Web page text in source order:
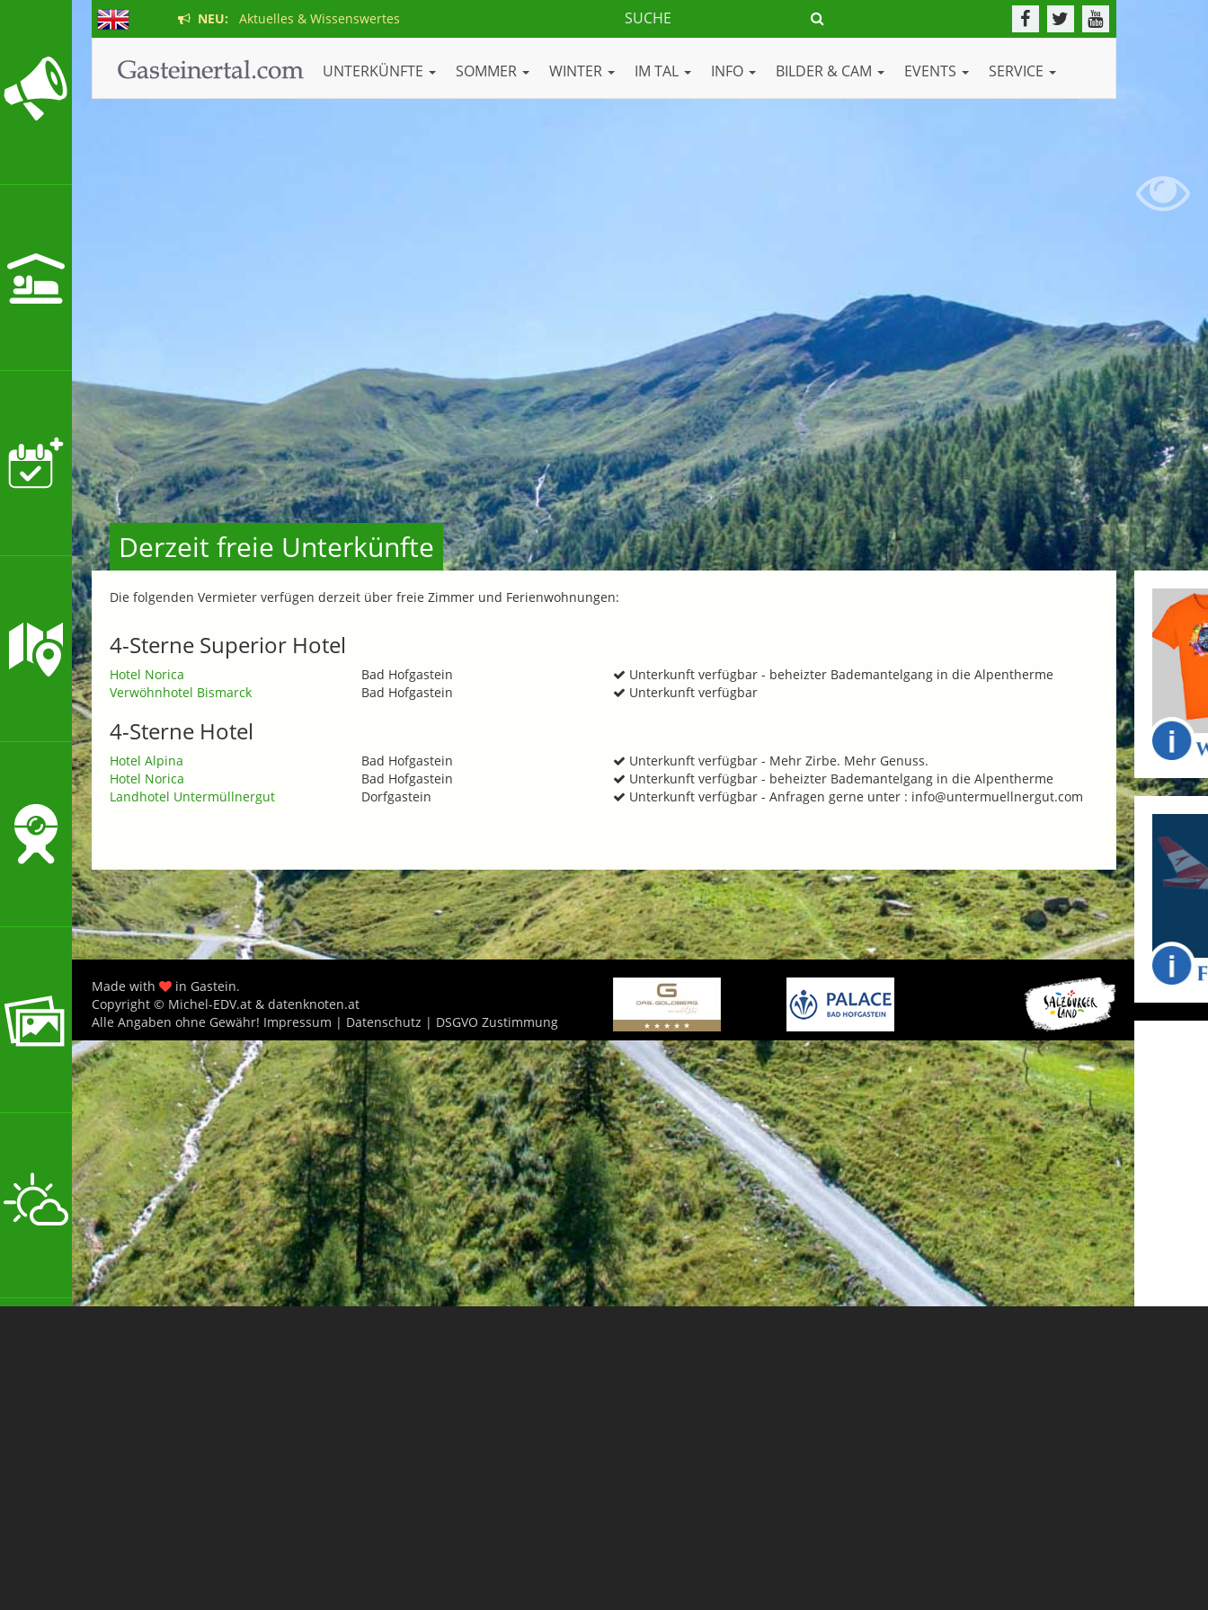
NEU: Aktuelles & Wissenswertes
UNTERKÜNFTE SOMMER WINTER IM TAL INFO BILDER & CAM EVENTS SERVICE
Derzeit freie Unterkünfte
Die folgenden Vermieter verfügen derzeit über freie Zimmer und Ferienwohnungen:
4-Sterne Superior Hotel
Hotel Norica Bad Hofgastein
Unterkunft verfügbar - beheizter Bademantelgang in die Alpentherme
Verwöhnhotel Bismarck
Bad Hofgastein Unterkunft verfügbar
4-Sterne Hotel
Hotel Alpina Bad Hofgastein
Unterkunft verfügbar - Mehr Zirbe. Mehr Genuss.
Hotel Norica
Bad Hofgastein
Unterkunft verfügbar - beheizter Bademantelgang in die Alpentherme
Landhotel Untermüllnergut
Dorfgastein Unterkunft verfügbar - Anfragen gerne unter : info@untermuellnergut.com
Made with
in Gastein.
Copyright © Michel-EDV.at & datenknoten.at
Alle Angaben ohne Gewähr! Impressum | Datenschutz | DSGVO Zustimmung